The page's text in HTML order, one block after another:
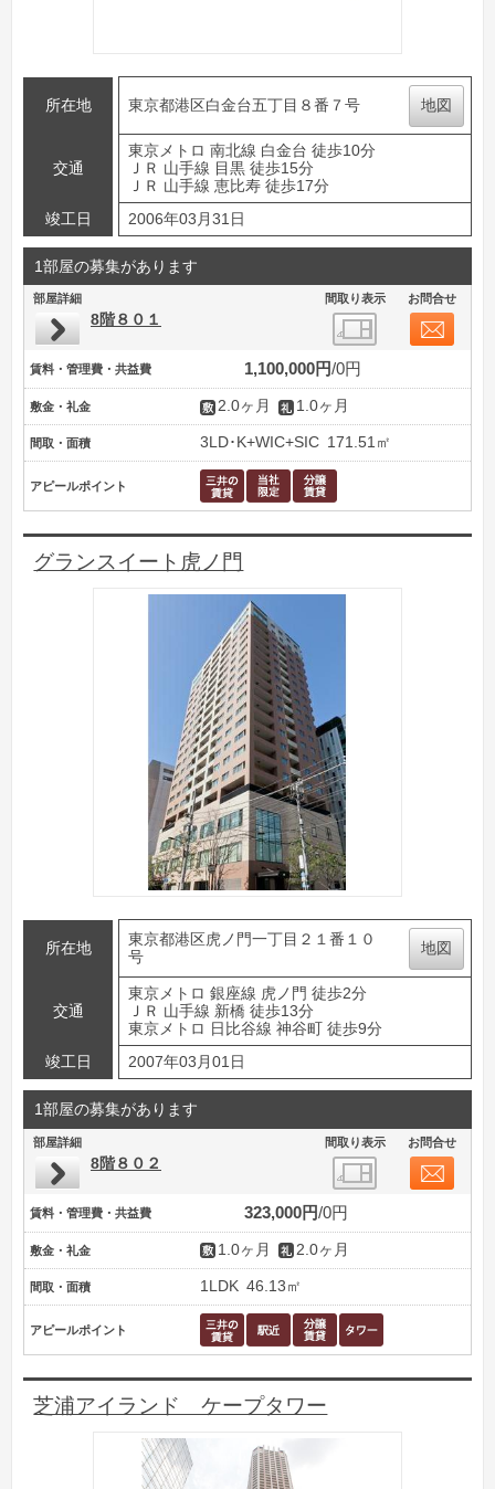
所在地 東京都港区白金台五丁目８番７号 地図
交通
東京メトロ 南北線 白金台 徒歩10分
ＪＲ 山手線 目黒 徒歩15分
ＪＲ 山手線 恵比寿 徒歩17分
竣工日
2006年03月31日
1部屋の募集があります
部屋詳細 間取り表示 お問合せ
8階８０１
賃料・管理費・共益費 1,100,000円 0円
敷金・礼金 2.0ヶ月 1.0ヶ月
間取・面積 3LD･K+WIC+SIC 171.51㎡
アピールポイント
グランスイート虎ノ門
所在地
東京都港区虎ノ門一丁目２１番１０
号
地図
交通
東京メトロ 銀座線 虎ノ門 徒歩2分
ＪＲ 山手線 新橋 徒歩13分
東京メトロ 日比谷線 神谷町 徒歩9分
竣工日
2007年03月01日
1部屋の募集があります
部屋詳細 間取り表示 お問合せ
8階８０２
賃料・管理費・共益費 323,000円 0円
敷金・礼金 1.0ヶ月 2.0ヶ月
間取・面積 1LDK 46.13㎡
アピールポイント
芝浦アイランド ケープタワー